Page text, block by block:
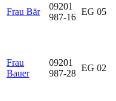
Frau Bär
09201
987-16
EG 05
Frau
Bauer
09201
987-28
EG 02